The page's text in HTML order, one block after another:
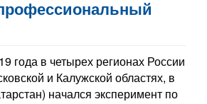
года в четырех регионах России
и Калужской областях, в
начался эксперимент по